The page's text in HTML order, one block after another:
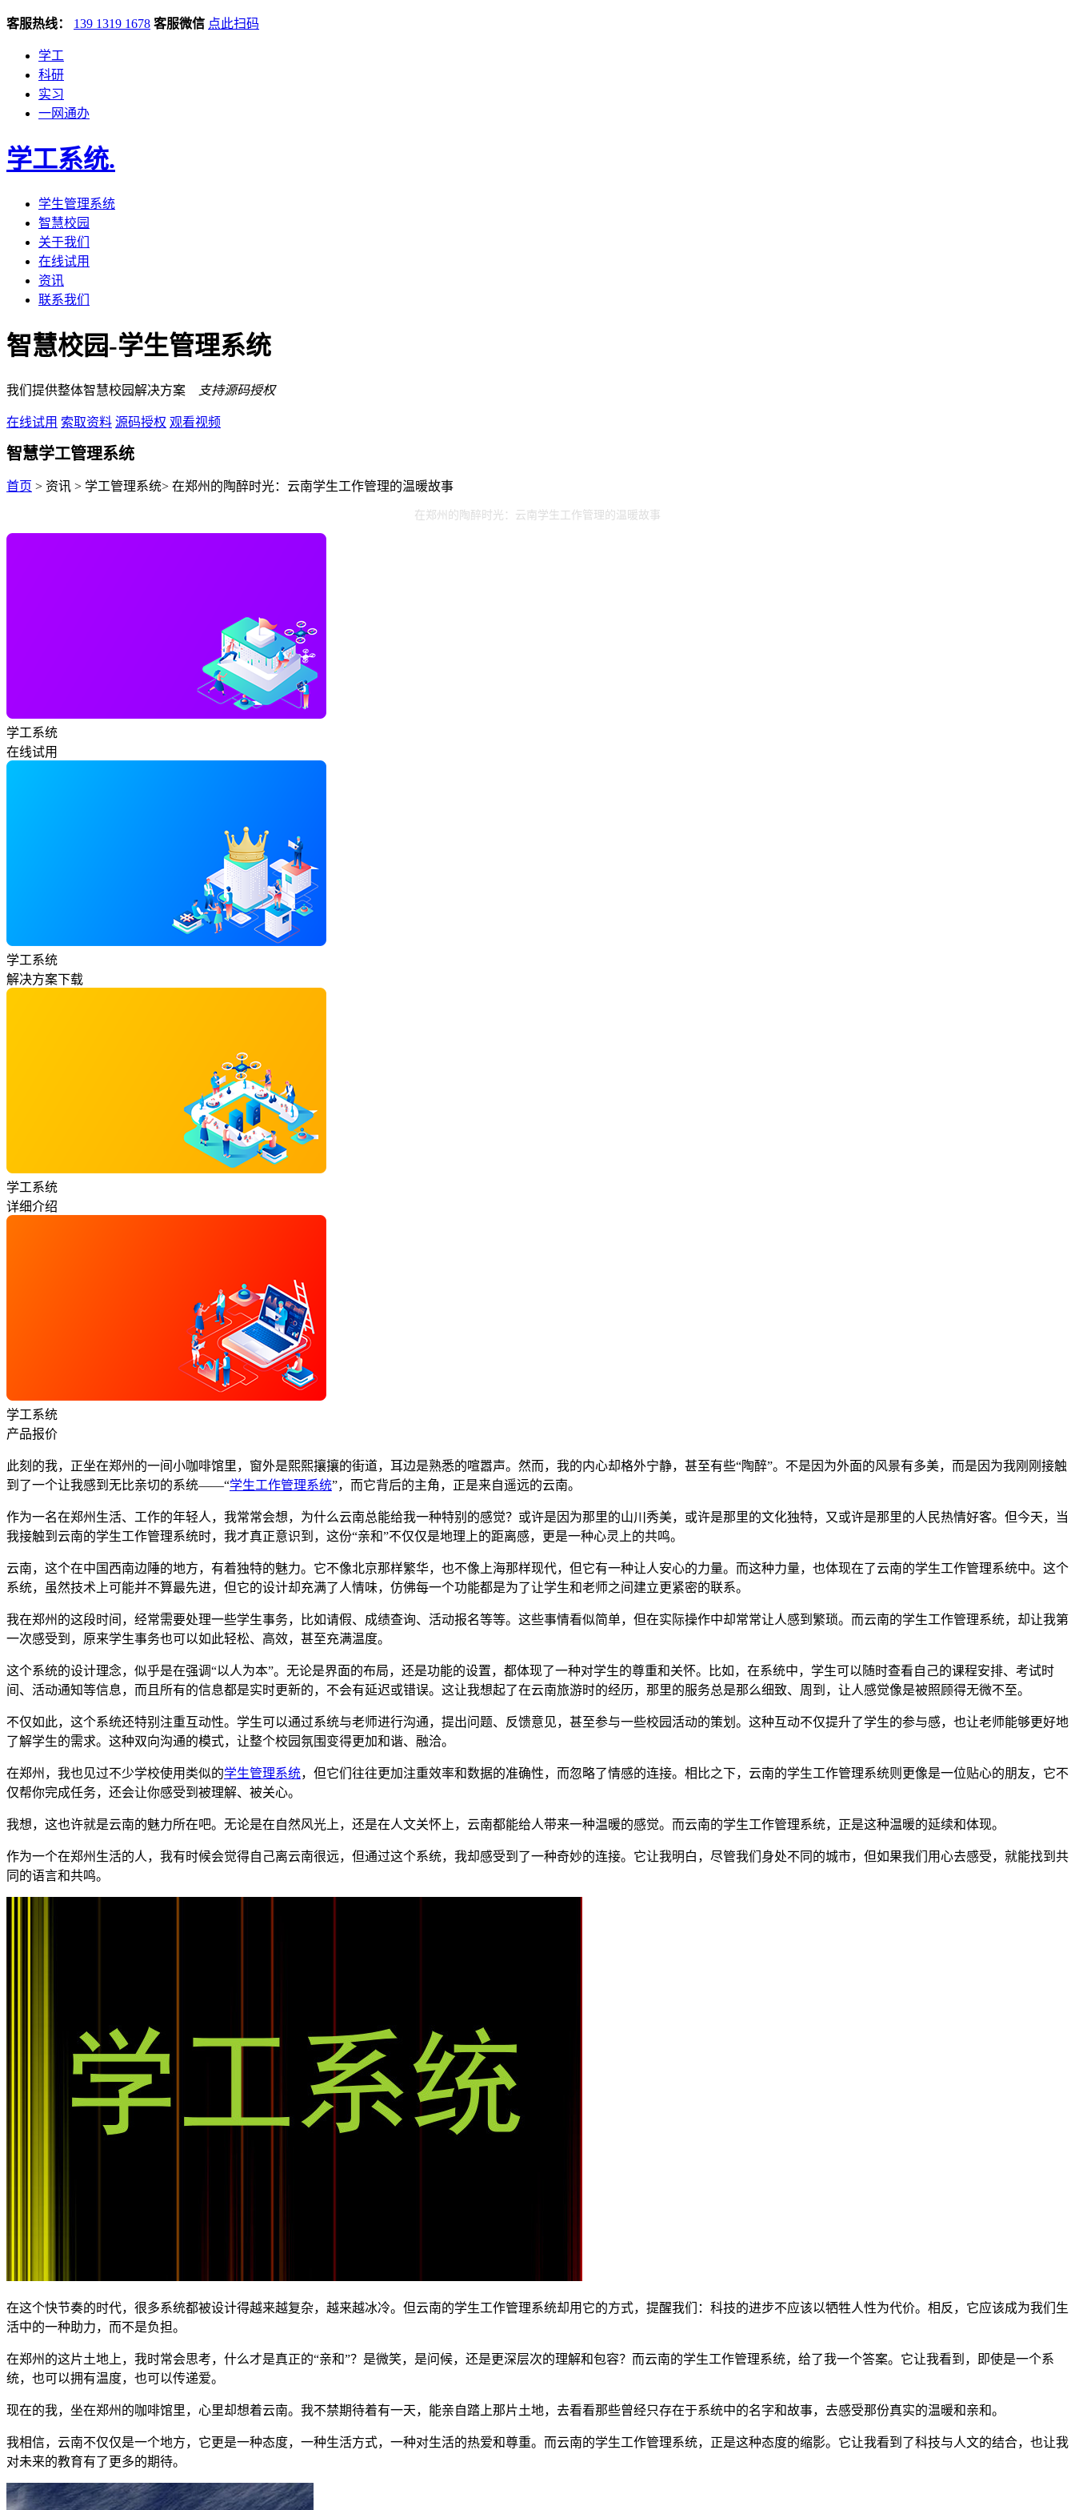
客服热线： 139 1319 1678 客服微信 点此扫码
学工
科研
实习
一网通办
学工系统.
学生管理系统
智慧校园
关于我们
在线试用
资讯
联系我们
智慧校园-学生管理系统
我们提供整体智慧校园解决方案 支持源码授权
在线试用 索取资料 源码授权 观看视频
智慧学工管理系统
首页 > 资讯 > 学工管理系统> 在郑州的陶醉时光：云南学生工作管理的温暖故事
在郑州的陶醉时光：云南学生工作管理的温暖故事
学工系统
在线试用
学工系统
解决方案下载
学工系统
详细介绍
学工系统
产品报价
此刻的我，正坐在郑州的一间小咖啡馆里，窗外是熙熙攘攘的街道，耳边是熟悉的喧嚣声。然而，我的内心却格外宁静，甚至有些“陶醉”。不是因为外面的风景有多美，而是因为我刚刚接触
到了一个让我感到无比亲切的系统——“学生工作管理系统”，而它背后的主角，正是来自遥远的云南。
作为一名在郑州生活、工作的年轻人，我常常会想，为什么云南总能给我一种特别的感觉？或许是因为那里的山川秀美，或许是那里的文化独特，又或许是那里的人民热情好客。但今天，当
我接触到云南的学生工作管理系统时，我才真正意识到，这份“亲和”不仅仅是地理上的距离感，更是一种心灵上的共鸣。
云南，这个在中国西南边陲的地方，有着独特的魅力。它不像北京那样繁华，也不像上海那样现代，但它有一种让人安心的力量。而这种力量，也体现在了云南的学生工作管理系统中。这个
系统，虽然技术上可能并不算最先进，但它的设计却充满了人情味，仿佛每一个功能都是为了让学生和老师之间建立更紧密的联系。
我在郑州的这段时间，经常需要处理一些学生事务，比如请假、成绩查询、活动报名等等。这些事情看似简单，但在实际操作中却常常让人感到繁琐。而云南的学生工作管理系统，却让我第
一次感受到，原来学生事务也可以如此轻松、高效，甚至充满温度。
这个系统的设计理念，似乎是在强调“以人为本”。无论是界面的布局，还是功能的设置，都体现了一种对学生的尊重和关怀。比如，在系统中，学生可以随时查看自己的课程安排、考试时
间、活动通知等信息，而且所有的信息都是实时更新的，不会有延迟或错误。这让我想起了在云南旅游时的经历，那里的服务总是那么细致、周到，让人感觉像是被照顾得无微不至。
不仅如此，这个系统还特别注重互动性。学生可以通过系统与老师进行沟通，提出问题、反馈意见，甚至参与一些校园活动的策划。这种互动不仅提升了学生的参与感，也让老师能够更好地
了解学生的需求。这种双向沟通的模式，让整个校园氛围变得更加和谐、融洽。
在郑州，我也见过不少学校使用类似的学生管理系统，但它们往往更加注重效率和数据的准确性，而忽略了情感的连接。相比之下，云南的学生工作管理系统则更像是一位贴心的朋友，它不
仅帮你完成任务，还会让你感受到被理解、被关心。
我想，这也许就是云南的魅力所在吧。无论是在自然风光上，还是在人文关怀上，云南都能给人带来一种温暖的感觉。而云南的学生工作管理系统，正是这种温暖的延续和体现。
作为一个在郑州生活的人，我有时候会觉得自己离云南很远，但通过这个系统，我却感受到了一种奇妙的连接。它让我明白，尽管我们身处不同的城市，但如果我们用心去感受，就能找到共
同的语言和共鸣。
在这个快节奏的时代，很多系统都被设计得越来越复杂，越来越冰冷。但云南的学生工作管理系统却用它的方式，提醒我们：科技的进步不应该以牺牲人性为代价。相反，它应该成为我们生
活中的一种助力，而不是负担。
在郑州的这片土地上，我时常会思考，什么才是真正的“亲和”？是微笑，是问候，还是更深层次的理解和包容？而云南的学生工作管理系统，给了我一个答案。它让我看到，即使是一个系
统，也可以拥有温度，也可以传递爱。
现在的我，坐在郑州的咖啡馆里，心里却想着云南。我不禁期待着有一天，能亲自踏上那片土地，去看看那些曾经只存在于系统中的名字和故事，去感受那份真实的温暖和亲和。
我相信，云南不仅仅是一个地方，它更是一种态度，一种生活方式，一种对生活的热爱和尊重。而云南的学生工作管理系统，正是这种态度的缩影。它让我看到了科技与人文的结合，也让我
对未来的教育有了更多的期待。